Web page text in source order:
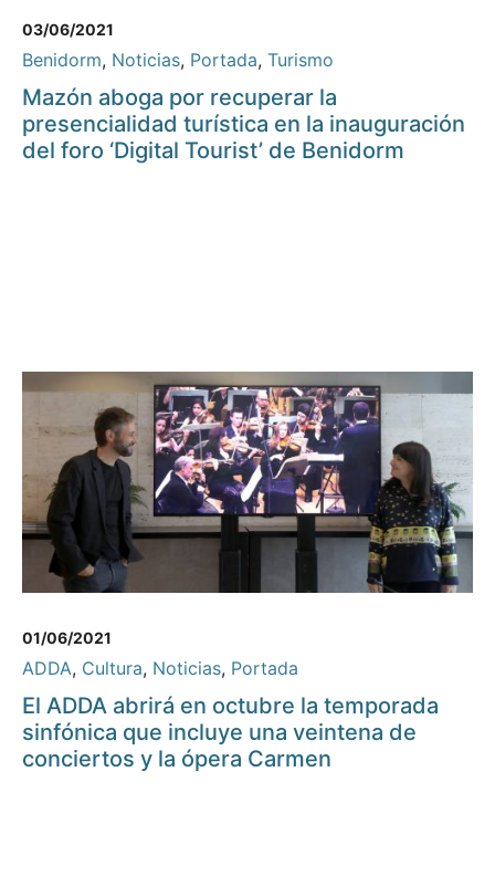
03/06/2021
Benidorm, Noticias, Portada, Turismo
Mazón aboga por recuperar la
presencialidad turística en la inauguración
del foro ‘Digital Tourist’ de Benidorm
01/06/2021
ADDA, Cultura, Noticias, Portada
El ADDA abrirá en octubre la temporada
sinfónica que incluye una veintena de
conciertos y la ópera Carmen